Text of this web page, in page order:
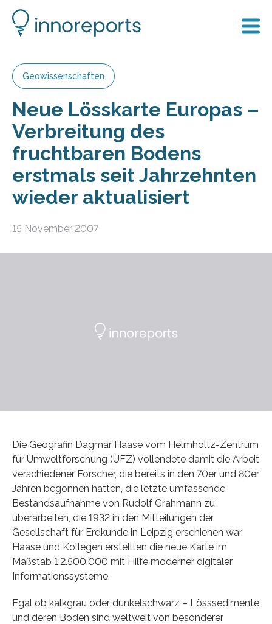
Geowissenschaften
Neue Lösskarte Europas –
Verbreitung des
fruchtbaren Bodens
erstmals seit Jahrzehnten
wieder aktualisiert
15 November 2007
Die Geografin Dagmar Haase vom Helmholtz-Zentrum
für Umweltforschung (UFZ) vollendete damit die Arbeit
verschiedener Forscher, die bereits in den 70er und 80er
Jahren begonnen hatten, die letzte umfassende
Bestandsaufnahme von Rudolf Grahmann zu
überarbeiten, die 1932 in den Mitteilungen der
Gesellschaft für Erdkunde in Leipzig erschienen war.
Haase und Kollegen erstellten die neue Karte im
Maßstab 1:2.500.000 mit Hilfe moderner digitaler
Informationssysteme.
Egal ob kalkgrau oder dunkelschwarz – Lösssedimente
und deren Böden sind weltweit von besonderer